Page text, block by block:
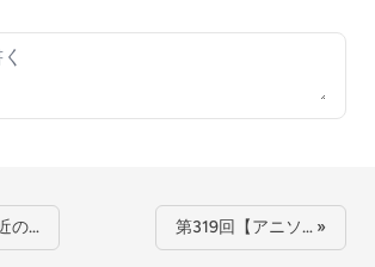
の… 第319回【アニソ… »